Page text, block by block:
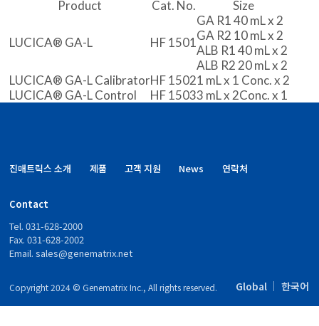
Product
Cat. No. Size
LUCICA® GA-L HF 1501
GA R1 40 mL x 2
GA R2 10 mL x 2
ALB R1 40 mL x 2
ALB R2 20 mL x 2
LUCICA® GA-L CalibratorHF 15021 mL x 1 Conc. x 2
LUCICA® GA-L Control
HF 15033 mL x 2Conc. x 1
진매트릭스 소개 제품 고객 지원 News 연락처
Contact
Tel. 031-628-2000
Fax. 031-628-2002
Email.sales@genematrix.net
Global 한국어
Copyright 2024 © Genematrix Inc., All rights reserved.